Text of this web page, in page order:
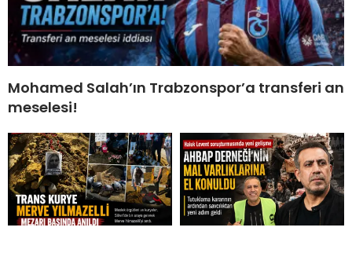
Mohamed Salah’ın Trabzonspor’a transferi an
meselesi!